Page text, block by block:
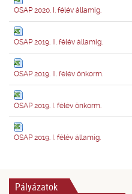
OSAP 2020. I. félév államig.
OSAP 2019. II. félév államig.
OSAP 2019. II. félév önkorm.
OSAP 2019. I. félév önkorm.
OSAP 2019. I. félév államig.
Pályázatok